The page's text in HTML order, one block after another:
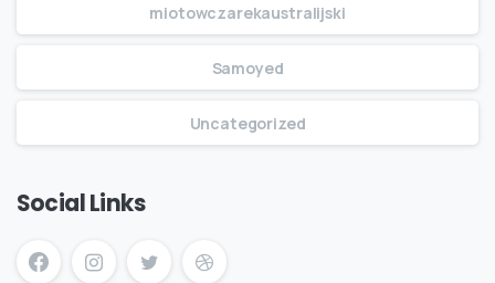
miotowczarekaustralijski
Samoyed
Uncategorized
Social Links